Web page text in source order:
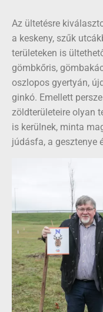
Az ültetésre
a keskeny, szűk
területeken is
gömbkőris,
oszlopos gyertyán,
ginkó. Emellett
zöldterületeire olyan
is kerülnek, minta
júdásfa, a gesztenye